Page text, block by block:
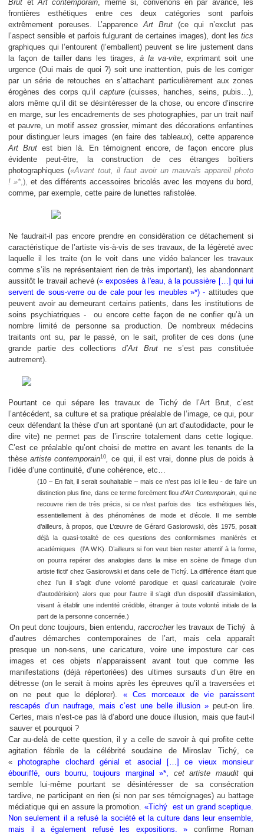
Brut et Art contemporain , même si, convenons en par avance, les
frontières esthétiques entre ces deux catégories sont parfois
extrêmement poreuses. L’apparenceArt Brut (ce qui n’exclut pas
l’aspect sensible et parfois fulgurant de certaines images), dont lestics
graphiques qui l’entourent (l’emballent) peuvent se lire justement dans
la façon de tailler dans les tirages, à la va-vite, exprimant soit une
urgence (Oui mais de quoi ?) soit une inattention, puis de les corriger
par un série de retouches en s’attachant particulièrement aux zones
érogènes des corps qu’il capture(cuisses, hanches, seins, pubis…),
alors même qu’il dit se désintéresser de la chose, ou encore d’inscrire
en marge, sur les encadrements de ses photographies, par un trait naïf
et pauvre, un motif assez grossier, mimant des décorations enfantines
pour distinguer leurs images (en faire des tableaux), cette apparence
Art Brut est bien là. En témoignent encore, de façon encore plus
évidente peut-être, la construction de ces étranges boîtiers
photographiques («Avant tout, il faut avoir un mauvais appareil photo
! »*,), et des différents accessoires bricolés avec les moyens du bord,
comme, par exemple, cette paire de lunettes rafistolée.
Ne faudrait-il pas encore prendre en considération ce détachement si
caractéristique de l’artiste vis-à-vis de ses travaux, de la légèreté avec
laquelle il les traite (on le voit dans une vidéo balancer les travaux
comme s’ils ne représentaient rien de très important), les abandonnant
aussitôt le travail achevé (« exposées à l'eau, à la poussière […] qui lui
servent de sous-verre ou de cale pour les meubles »*) - attitudes que
peuvent avoir au demeurant certains patients, dans les institutions de
soins psychiatriques -
ou encore cette façon de ne confier qu’à un
nombre limité de personne sa production. De nombreux médecins
traitants ont su, par le passé, on le sait, profiter de ces dons (une
grande partie des collectionsd’Art Brut ne s’est pas constituée
autrement).
Pourtant ce qui sépare les travaux de Tichý de l’Art Brut, c’est
l’antécédent, sa culture et sa pratique préalable de l’image, ce qui, pour
ceux défendant la thèse d’un art spontané (un art d’autodidacte, pour le
dire vite) ne permet pas de l’inscrire totalement dans cette logique.
C’est ce préalable qu’ont choisi de mettre en avant les tenants de la
thèseartiste contemporain10
ce qui, il est vrai, donne plus de poids à
l’idée d’une continuité, d’une cohérence, etc…
(10 – En fait, il serait souhaitable – mais ce n’est pas ici le lieu - de faire un
distinction plus fine, dans ce terme forcément floud’Art Contemporain , qui ne
recouvre rien de très précis, si ce n’est parfois des
tics esthétiques liés,
essentiellement à des phénomènes de mode et d’école. Il me semble
d’ailleurs, à propos, que L’œuvre de Gérard Gasiorowski, dès 1975, posait
déjà la quasi-totalité de ces questions des conformismes maniérés et
académiques
(l’A.W.K). D’ailleurs si l’on veut bien rester attentif à la forme,
on pourra repérer des analogies dans la mise en scène de l’image d’un
artiste fictif chez Gasiorowski et dans celle de Tichý. La différence étant que
chez l’un il s’agit d’une volonté parodique et quasi caricaturale (voire
d’autodérision) alors que pour l’autre il s’agit d’un dispositif d’assimilation,
visant à établir une indentité crédible, étranger à toute volonté initiale de la
part de la personne concernée.)
On peut donc toujours, bien entendu, raccrocherles travaux de Tichý à
d’autres démarches contemporaines de l’art, mais cela apparaît
presque un non-sens, une caricature, voire une imposture car ces
images et ces objets n’apparaissent avant tout que comme les
manifestations (déjà répertoriées) des ultimes sursauts d’un être en
détresse (on le serait à moins après les épreuves qu’il a traversées et
on ne peut que le déplorer). « Ces morceaux de vie paraissent
rescapés d’un naufrage, mais c’est une belle illusion » peut-on lire.
Certes, mais n’est-ce pas là d’abord une douce illusion, mais que faut-il
sauver et pourquoi ?
Car au-delà de cette question, il y a celle de savoir à qui profite cette
agitation fébrile de la célébrité soudaine de Miroslav Tichý, ce
«photographe clochard génial et asocial […] ce vieux monsieur
ébouriffé, ours bourru, toujours marginal »*,
cet artiste mauditqui
semble lui-même pourtant se désintéresser de sa consécration
tardive, ne participant en rien (si non par ses témoignages) au battage
médiatique qui en assure la promotion. «Tichý est un grand sceptique.
Non seulement il a refusé la société et la culture dans leur ensemble,
mais il a également refusé les expositions. » confirme Roman